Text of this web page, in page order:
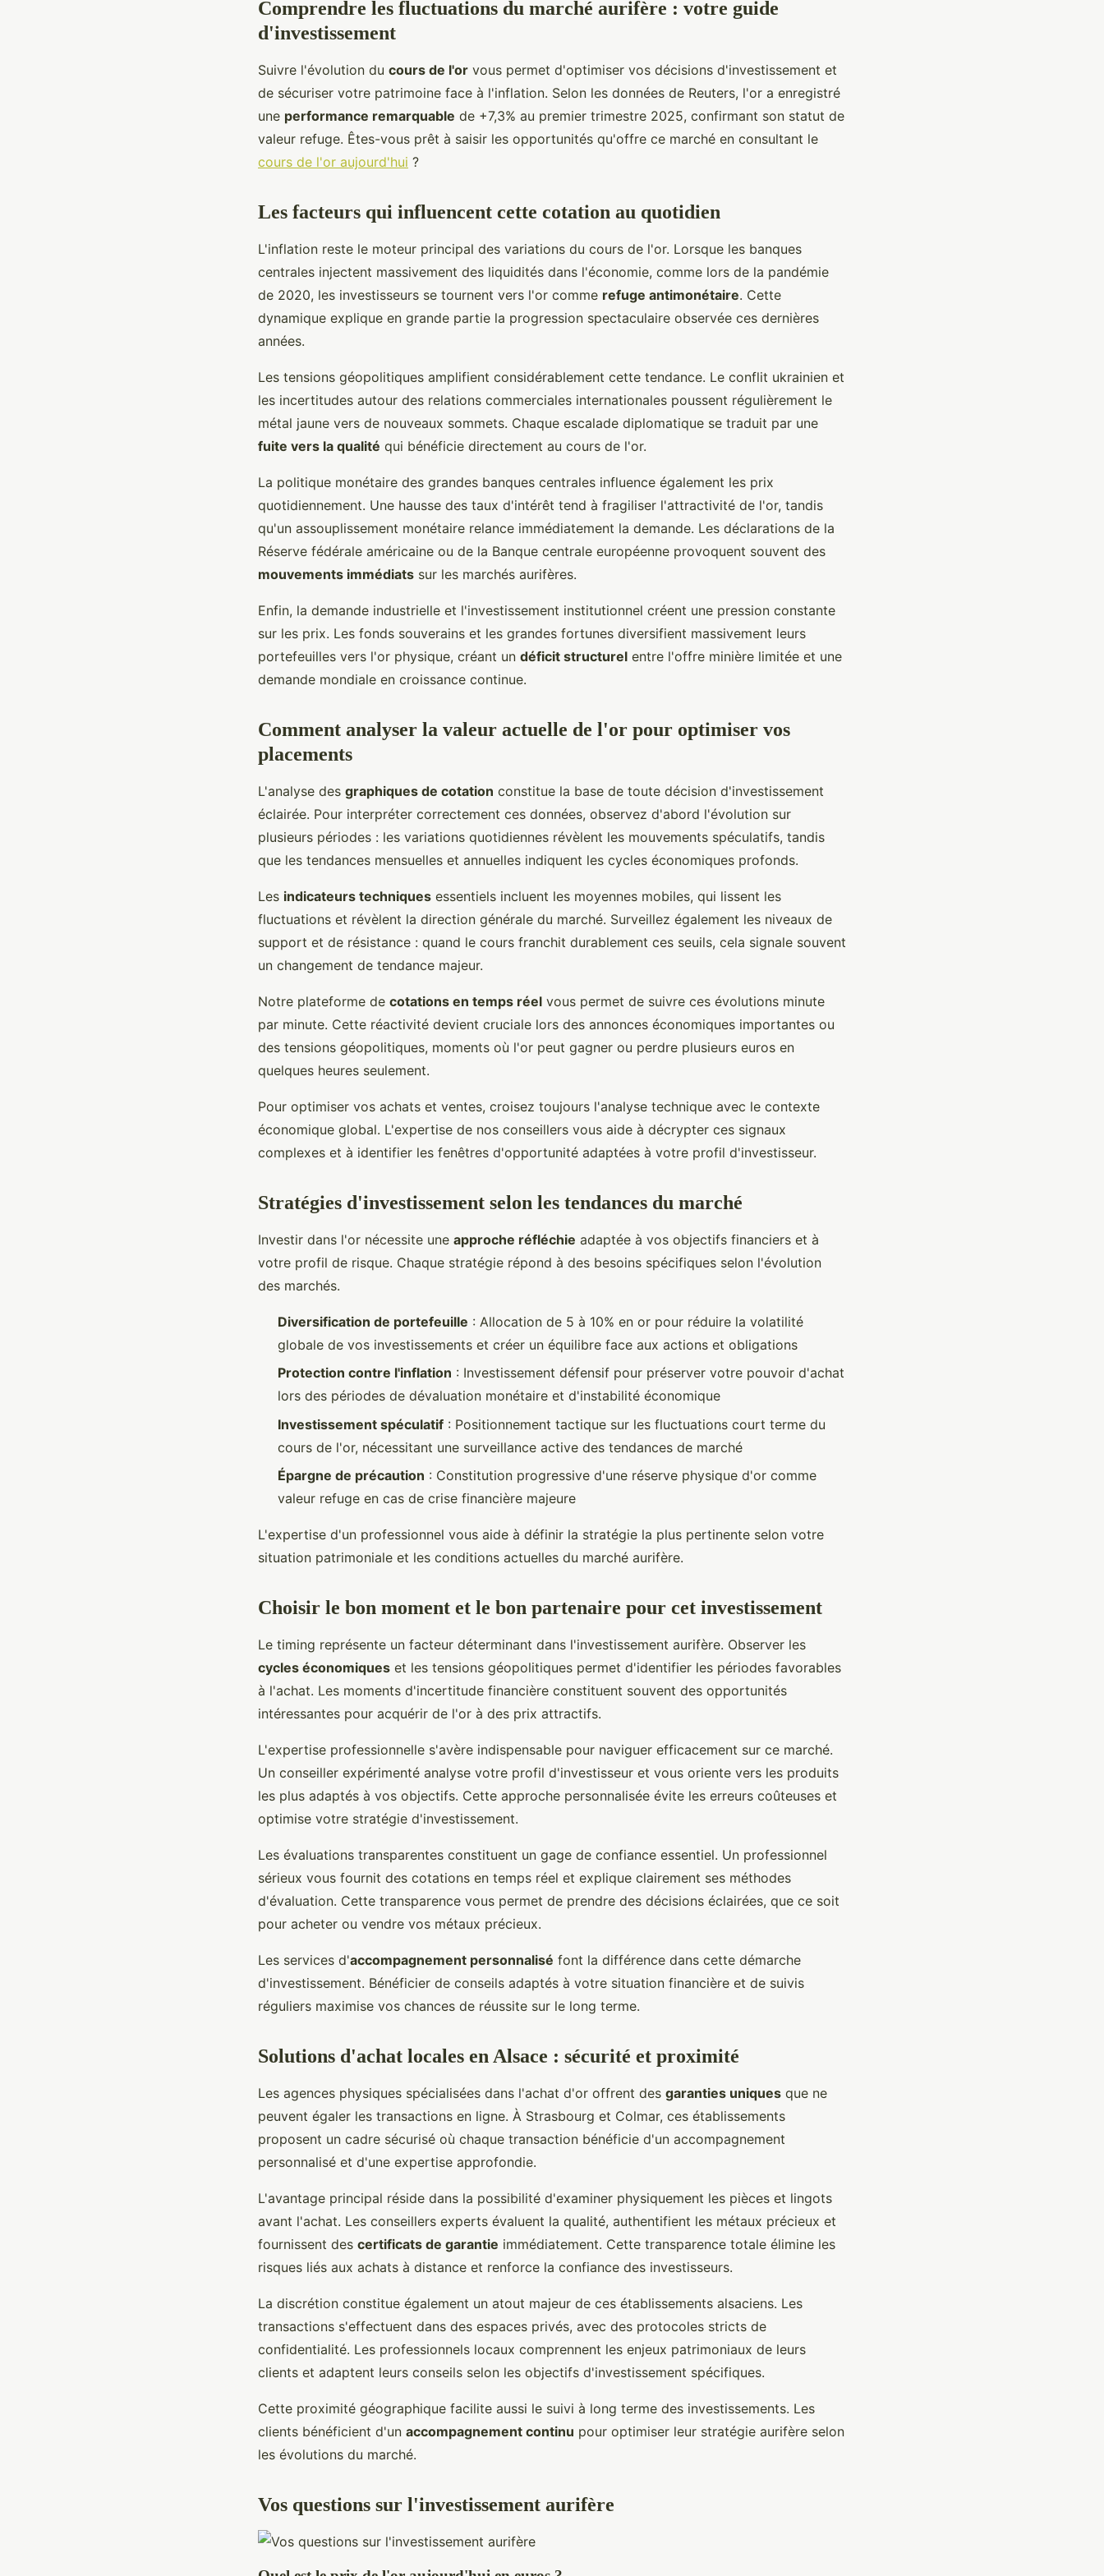
Comprendre les fluctuations du marché aurifère : votre guide
d'investissement
Suivre l'évolution du cours de l'or vous permet d'optimiser vos décisions d'investissement et
de sécuriser votre patrimoine face à l'inflation. Selon les données de Reuters, l'or a enregistré
une performance remarquable de +7,3% au premier trimestre 2025, confirmant son statut de
valeur refuge. Êtes-vous prêt à saisir les opportunités qu'offre ce marché en consultant le
cours de l'or aujourd'hui ?
Les facteurs qui influencent cette cotation au quotidien
L'inflation reste le moteur principal des variations du cours de l'or. Lorsque les banques
centrales injectent massivement des liquidités dans l'économie, comme lors de la pandémie
de 2020, les investisseurs se tournent vers l'or comme refuge antimonétaire. Cette
dynamique explique en grande partie la progression spectaculaire observée ces dernières
années.
Les tensions géopolitiques amplifient considérablement cette tendance. Le conflit ukrainien et
les incertitudes autour des relations commerciales internationales poussent régulièrement le
métal jaune vers de nouveaux sommets. Chaque escalade diplomatique se traduit par une
fuite vers la qualité qui bénéficie directement au cours de l'or.
La politique monétaire des grandes banques centrales influence également les prix
quotidiennement. Une hausse des taux d'intérêt tend à fragiliser l'attractivité de l'or, tandis
qu'un assouplissement monétaire relance immédiatement la demande. Les déclarations de la
Réserve fédérale américaine ou de la Banque centrale européenne provoquent souvent des
mouvements immédiats sur les marchés aurifères.
Enfin, la demande industrielle et l'investissement institutionnel créent une pression constante
sur les prix. Les fonds souverains et les grandes fortunes diversifient massivement leurs
portefeuilles vers l'or physique, créant un déficit structurel entre l'offre minière limitée et une
demande mondiale en croissance continue.
Comment analyser la valeur actuelle de l'or pour optimiser vos
placements
L'analyse des graphiques de cotation constitue la base de toute décision d'investissement
éclairée. Pour interpréter correctement ces données, observez d'abord l'évolution sur
plusieurs périodes : les variations quotidiennes révèlent les mouvements spéculatifs, tandis
que les tendances mensuelles et annuelles indiquent les cycles économiques profonds.
Les indicateurs techniques essentiels incluent les moyennes mobiles, qui lissent les
fluctuations et révèlent la direction générale du marché. Surveillez également les niveaux de
support et de résistance : quand le cours franchit durablement ces seuils, cela signale souvent
un changement de tendance majeur.
Notre plateforme de cotations en temps réel vous permet de suivre ces évolutions minute
par minute. Cette réactivité devient cruciale lors des annonces économiques importantes ou
des tensions géopolitiques, moments où l'or peut gagner ou perdre plusieurs euros en
quelques heures seulement.
Pour optimiser vos achats et ventes, croisez toujours l'analyse technique avec le contexte
économique global. L'expertise de nos conseillers vous aide à décrypter ces signaux
complexes et à identifier les fenêtres d'opportunité adaptées à votre profil d'investisseur.
Stratégies d'investissement selon les tendances du marché
Investir dans l'or nécessite une approche réfléchie adaptée à vos objectifs financiers et à
votre profil de risque. Chaque stratégie répond à des besoins spécifiques selon l'évolution
des marchés.
Diversification de portefeuille : Allocation de 5 à 10% en or pour réduire la volatilité
globale de vos investissements et créer un équilibre face aux actions et obligations
Protection contre l'inflation : Investissement défensif pour préserver votre pouvoir d'achat
lors des périodes de dévaluation monétaire et d'instabilité économique
Investissement spéculatif : Positionnement tactique sur les fluctuations court terme du
cours de l'or, nécessitant une surveillance active des tendances de marché
Épargne de précaution : Constitution progressive d'une réserve physique d'or comme
valeur refuge en cas de crise financière majeure
L'expertise d'un professionnel vous aide à définir la stratégie la plus pertinente selon votre
situation patrimoniale et les conditions actuelles du marché aurifère.
Choisir le bon moment et le bon partenaire pour cet investissement
Le timing représente un facteur déterminant dans l'investissement aurifère. Observer les
cycles économiques et les tensions géopolitiques permet d'identifier les périodes favorables
à l'achat. Les moments d'incertitude financière constituent souvent des opportunités
intéressantes pour acquérir de l'or à des prix attractifs.
L'expertise professionnelle s'avère indispensable pour naviguer efficacement sur ce marché.
Un conseiller expérimenté analyse votre profil d'investisseur et vous oriente vers les produits
les plus adaptés à vos objectifs. Cette approche personnalisée évite les erreurs coûteuses et
optimise votre stratégie d'investissement.
Les évaluations transparentes constituent un gage de confiance essentiel. Un professionnel
sérieux vous fournit des cotations en temps réel et explique clairement ses méthodes
d'évaluation. Cette transparence vous permet de prendre des décisions éclairées, que ce soit
pour acheter ou vendre vos métaux précieux.
Les services d'accompagnement personnalisé font la différence dans cette démarche
d'investissement. Bénéficier de conseils adaptés à votre situation financière et de suivis
réguliers maximise vos chances de réussite sur le long terme.
Solutions d'achat locales en Alsace : sécurité et proximité
Les agences physiques spécialisées dans l'achat d'or offrent des garanties uniques que ne
peuvent égaler les transactions en ligne. À Strasbourg et Colmar, ces établissements
proposent un cadre sécurisé où chaque transaction bénéficie d'un accompagnement
personnalisé et d'une expertise approfondie.
L'avantage principal réside dans la possibilité d'examiner physiquement les pièces et lingots
avant l'achat. Les conseillers experts évaluent la qualité, authentifient les métaux précieux et
fournissent des certificats de garantie immédiatement. Cette transparence totale élimine les
risques liés aux achats à distance et renforce la confiance des investisseurs.
La discrétion constitue également un atout majeur de ces établissements alsaciens. Les
transactions s'effectuent dans des espaces privés, avec des protocoles stricts de
confidentialité. Les professionnels locaux comprennent les enjeux patrimoniaux de leurs
clients et adaptent leurs conseils selon les objectifs d'investissement spécifiques.
Cette proximité géographique facilite aussi le suivi à long terme des investissements. Les
clients bénéficient d'un accompagnement continu pour optimiser leur stratégie aurifère selon
les évolutions du marché.
Vos questions sur l'investissement aurifère